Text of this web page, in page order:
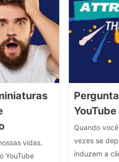
vidas.
YouTube
Quando
vezes se
induzem a